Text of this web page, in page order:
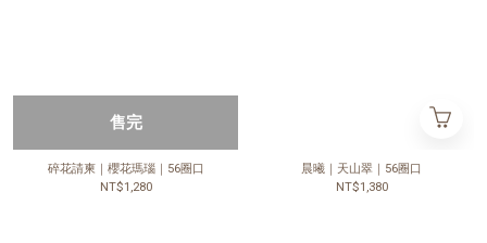
售完
碎花請柬｜櫻花瑪瑙｜56圈口
NT$1,280
晨曦｜天山翠｜56圈口
NT$1,380